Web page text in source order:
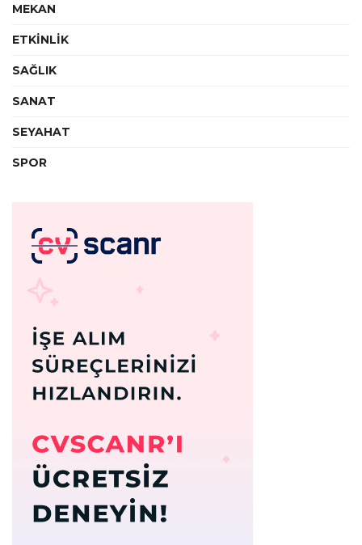
MEKAN
ETKİNLİK
SAĞLIK
SANAT
SEYAHAT
SPOR